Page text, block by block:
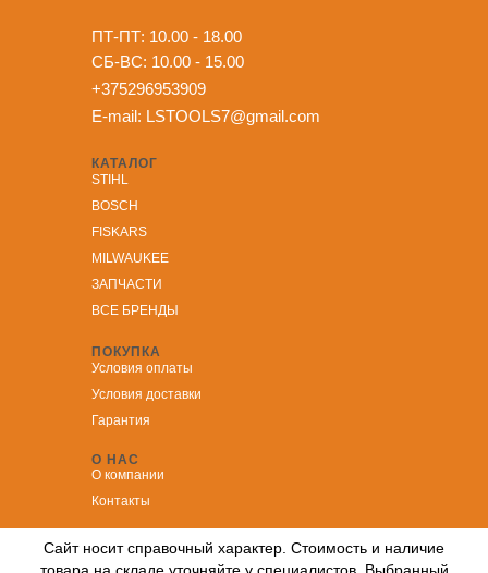
КАТАЛОГ
STIHL
BOSCH
FISKARS
MILWAUKEE
ЗАПЧАСТИ
ВСЕ БРЕНДЫ
ПОКУПКА
Условия оплаты
Условия доставки
Гарантия
О НАС
О компании
Контакты
ПТ-ПТ: 10.00 - 18.00
СБ-ВС: 10.00 - 15.00
+375296953909
E-mail: LSTOOLS7@gmail.com
Сайт носит справочный характер. Стоимость и наличие